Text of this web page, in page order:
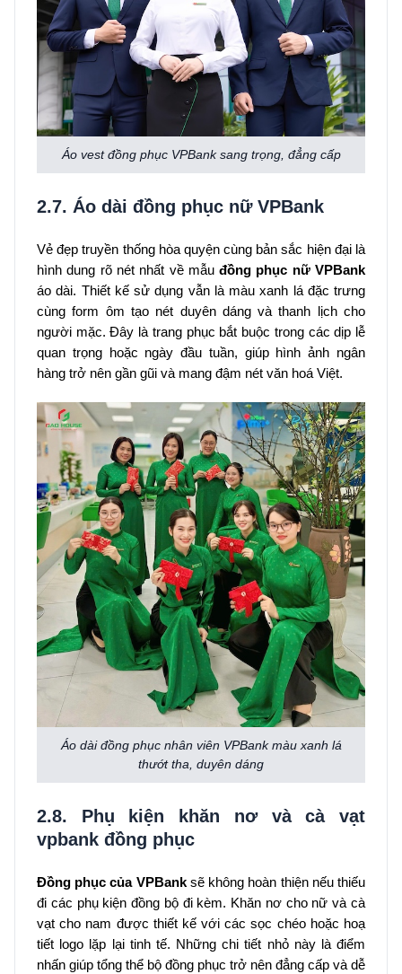
Áo vest đồng phục VPBank sang trọng, đẳng cấp
2.7. Áo dài đồng phục nữ VPBank
Vẻ đẹp truyền thống hòa quyện cùng bản sắc hiện đại là
hình dung rõ nét nhất về mẫuđồng phục nữ VPBank
áo dài. Thiết kế sử dụng vẫn là màu xanh lá đặc trưng
cùng form ôm tạo nét duyên dáng và thanh lịch cho
người mặc. Đây là trang phục bắt buộc trong các dịp lễ
quan trọng hoặc ngày đầu tuần, giúp hình ảnh ngân
hàng trở nên gần gũi và mang đậm nét văn hoá Việt.
Áo dài đồng phục nhân viên VPBank màu xanh lá
thướt tha, duyên dáng
2.8. Phụ kiện khăn nơ và cà vạt
vpbank đồng phục
Đồng phục của VPBanksẽ không hoàn thiện nếu thiếu
đi các phụ kiện đồng bộ đi kèm. Khăn nơ cho nữ và cà
vạt cho nam được thiết kế với các sọc chéo hoặc hoạ
tiết logo lặp lại tinh tế. Những chi tiết nhỏ này là điểm
nhấn giúp tổng thể bộ đồng phục trở nên đẳng cấp và dễ